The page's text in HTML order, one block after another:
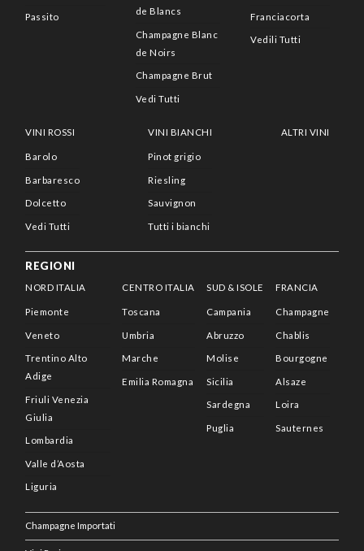
Passito
de Blancs
Champagne Blanc
de Noirs
Champagne Brut
Vedi Tutti
Franciacorta
Vedili Tutti
VINI ROSSI
Barolo
Barbaresco
Dolcetto
Vedi Tutti
VINI BIANCHI
Pinot grigio
Riesling
Sauvignon
Tutti i bianchi
ALTRI VINI
REGIONI
NORD ITALIA
Piemonte
Veneto
Trentino Alto
Adige
Friuli Venezia
Giulia
Lombardia
Valle d’Aosta
Liguria
CENTRO ITALIA
Toscana
Umbria
Marche
Emilia Romagna
SUD & ISOLE
Campania
Abruzzo
Molise
Sicilia
Sardegna
Puglia
FRANCIA
Champagne
Chablis
Bourgogne
Alsaze
Loira
Sauternes
Champagne Importati